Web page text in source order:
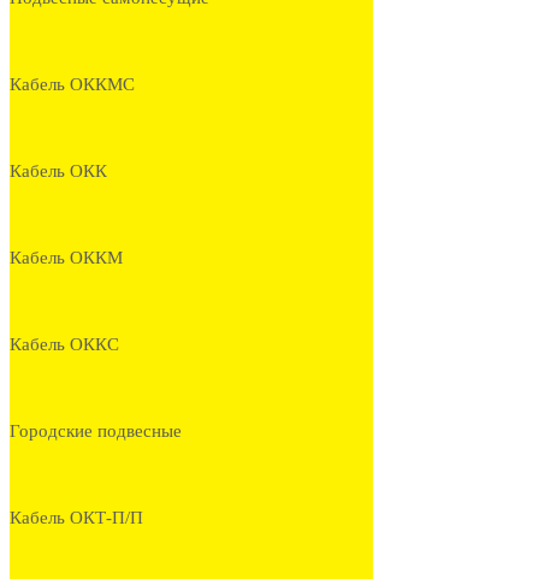
Кабель ОККМС
Кабель ОКК
Кабель ОККМ
Кабель ОККС
Городские подвесные
Кабель ОКТ-П/П